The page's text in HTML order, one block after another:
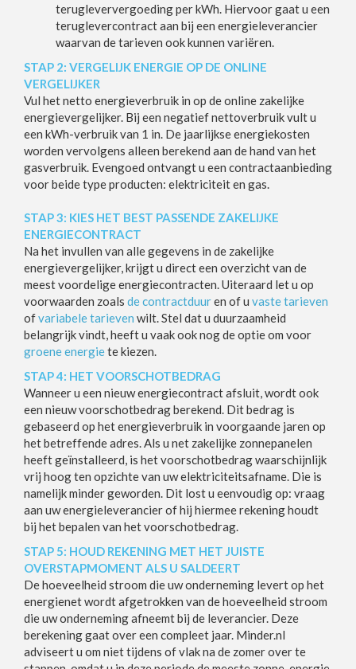
terugleververgoeding per kWh. Hiervoor gaat u een
teruglevercontract aan bij een energieleverancier
waarvan de tarieven ook kunnen variëren.
STAP 2: VERGELIJK ENERGIE OP DE ONLINE
VERGELIJKER
Vul het netto energieverbruik in op de online zakelijke
energievergelijker. Bij een negatief nettoverbruik vult u
een kWh-verbruik van 1 in. De jaarlijkse energiekosten
worden vervolgens alleen berekend aan de hand van het
gasverbruik. Evengoed ontvangt u een contractaanbieding
voor beide type producten: elektriciteit en gas.
STAP 3: KIES HET BEST PASSENDE ZAKELIJKE
ENERGIECONTRACT
Na het invullen van alle gegevens in de zakelijke
energievergelijker, krijgt u direct een overzicht van de
meest voordelige energiecontracten. Uiteraard let u op
voorwaarden zoals de contractduuren of u vaste tarieven
ofvariabele tarieven wilt. Stel dat u duurzaamheid
belangrijk vindt, heeft u vaak ook nog de optie om voor
groene energiete kiezen.
STAP 4: HET VOORSCHOTBEDRAG
Wanneer u een nieuw energiecontract afsluit, wordt ook
een nieuw voorschotbedrag berekend. Dit bedrag is
gebaseerd op het energieverbruik in voorgaande jaren op
het betreffende adres. Als u net zakelijke zonnepanelen
heeft geïnstalleerd, is het voorschotbedrag waarschijnlijk
vrij hoog ten opzichte van uw elektriciteitsafname. Die is
namelijk minder geworden. Dit lost u eenvoudig op: vraag
aan uw energieleverancier of hij hiermee rekening houdt
bij het bepalen van het voorschotbedrag.
STAP 5: HOUD REKENING MET HET JUISTE
OVERSTAPMOMENT ALS U SALDEERT
De hoeveelheid stroom die uw onderneming levert op het
energienet wordt afgetrokken van de hoeveelheid stroom
die uw onderneming afneemt bij de leverancier. Deze
berekening gaat over een compleet jaar. Minder.nl
adviseert u om niet tijdens of vlak na de zomer over te